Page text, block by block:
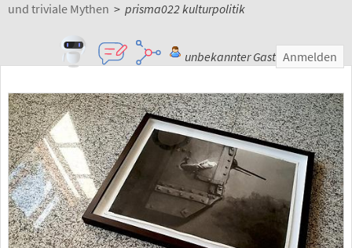
und triviale Mythen > prisma022 kulturpolitik
unbekannter Gast Anmelden